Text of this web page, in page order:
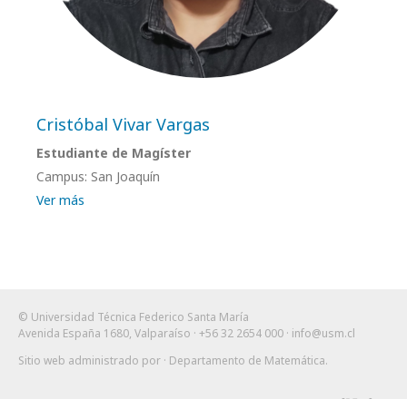
Cristóbal Vivar Vargas
Estudiante de Magíster
Campus: San Joaquín
Ver más
© Universidad Técnica Federico Santa María
Avenida España 1680, Valparaíso · +56 32 2654 000 · info@usm.cl
Sitio web administrado por · Departamento de Matemática.